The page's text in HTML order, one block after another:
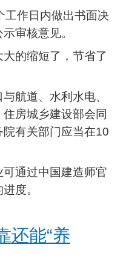
作日内做出书面决
审核意见。
的缩短了，节省了
航道、水利水电、
房城乡建设部会同
有关部门应当在10
通过中国建造师官
度。
还能“养